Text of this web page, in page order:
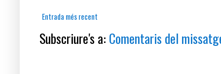
Entrada més recent
Subscriure's a: Comentaris del